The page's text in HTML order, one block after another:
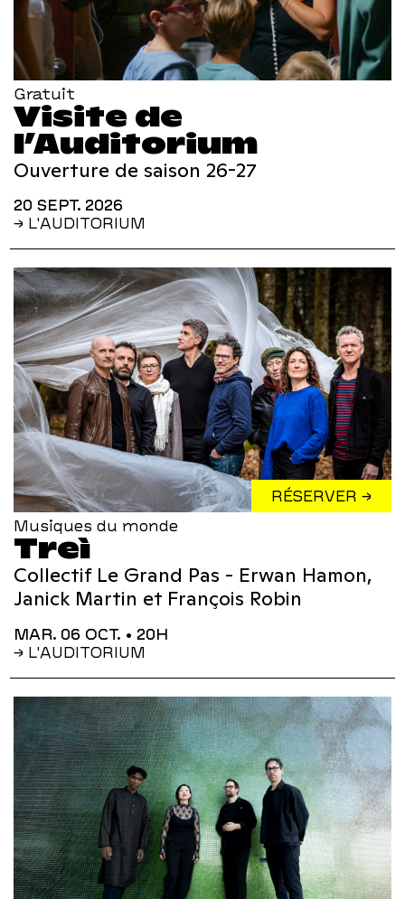
Gratuit
Visite de
l’Auditorium
Ouverture de saison 26-27
20 SEPT. 2026
→ L'AUDITORIUM
RÉSERVER →
Musiques du monde
Treì
Collectif Le Grand Pas - Erwan Hamon,
Janick Martin et François Robin
MAR. 06 OCT. • 20H
→ L'AUDITORIUM